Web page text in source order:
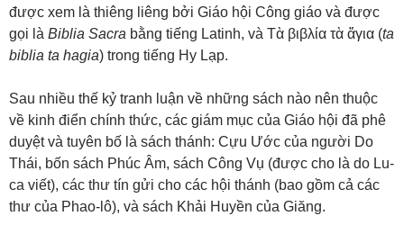
được xem là thiêng liêng bởi Giáo hội Công giáo và được
gọi là Biblia Sacra bằng tiếng Latinh, và Τὰ βιβλία τὰ ἅγια (ta
biblia ta hagia) trong tiếng Hy Lạp.
Sau nhiều thế kỷ tranh luận về những sách nào nên thuộc
về kinh điển chính thức, các giám mục của Giáo hội đã phê
duyệt và tuyên bố là sách thánh: Cựu Ước của người Do
Thái, bốn sách Phúc Âm, sách Công Vụ (được cho là do Lu-
ca viết), các thư tín gửi cho các hội thánh (bao gồm cả các
thư của Phao-lô), và sách Khải Huyền của Giăng.